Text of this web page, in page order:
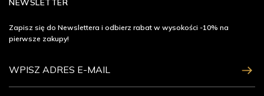
NEWSLETTER
Zapisz się do Newslettera i odbierz rabat w wysokości -10% na
pierwsze zakupy!